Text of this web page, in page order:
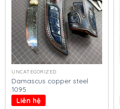
UNCATEGORIZED
Damascus copper steel
1095
Liên hệ